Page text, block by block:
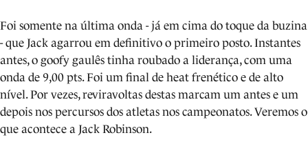
Foi somente na última onda - já em cima do toque da buzina
- que Jack agarrou em definitivo o primeiro posto. Instantes
antes, o goofy gaulês tinha roubado a liderança, com uma
onda de 9,00 pts. Foi um final de heat frenético e de alto
nível. Por vezes, reviravoltas destas marcam um antes e um
depois nos percursos dos atletas nos campeonatos. Veremos o
que acontece a Jack Robinson.